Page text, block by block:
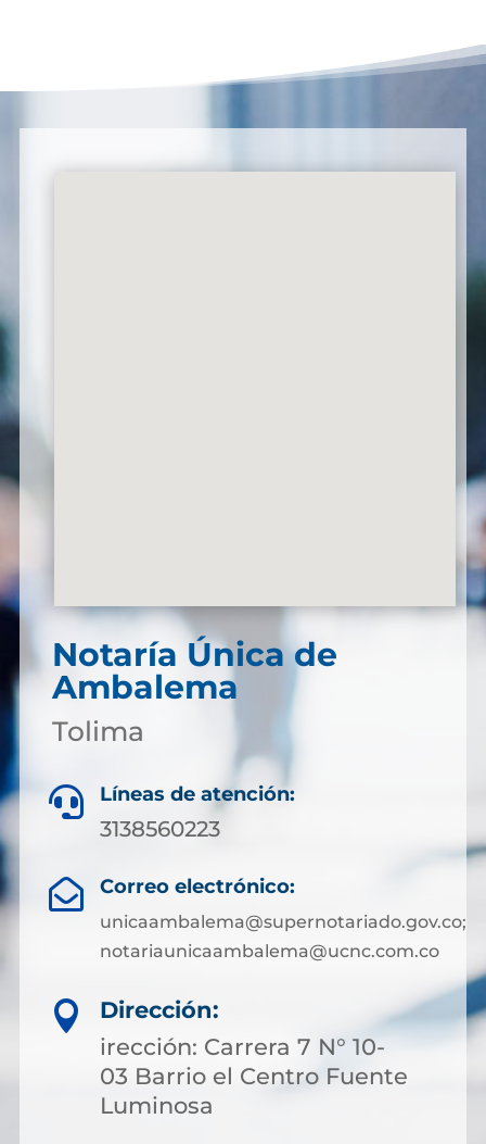
Notaría Única de
Ambalema
Tolima
 Líneas de atención:
3138560223
 Correo electrónico:
unicaambalema@supernotariado.gov.co;
notariaunicaambalema@ucnc.com.co

Dirección:
irección: Carrera 7 N° 10-
03 Barrio el Centro Fuente
Luminosa